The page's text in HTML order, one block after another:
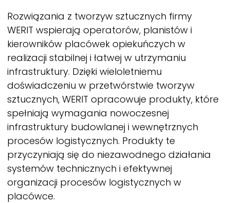
Rozwiązania z tworzyw sztucznych firmy
WERIT wspierają operatorów, planistów i
kierowników placówek opiekuńczych w
realizacji stabilnej i łatwej w utrzymaniu
infrastruktury. Dzięki wieloletniemu
doświadczeniu w przetwórstwie tworzyw
sztucznych,WERIT opracowuje produkty, które
spełniają wymagania nowoczesnej
infrastruktury budowlanej i wewnętrznych
procesów logistycznych. Produkty te
przyczyniają się do niezawodnego działania
systemów technicznych i efektywnej
organizacji procesów logistycznych w
placówce.